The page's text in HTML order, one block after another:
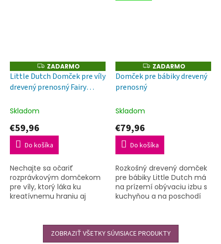
Z
A
D
A
ZADARMO
Little Dutch Domček pre víly
drevený prenosný Fairy
Skladom
€59,96
Do košíka
Nechajte sa očariť
rozprávkovým domčekom
pre víly, ktorý láka ku
kreatívnemu hraniu aj
Z
A
D
ZADARMO
Domček pre bábiky drevený
prenosný
Skladom
€79,96
Do košíka
Rozkošný drevený domček
pre bábiky Little Dutch má
na prízemí obývaciu izbu s
kuchyňou a na poschodí
ZOBRAZIŤ VŠETKY SÚVISIACE PRODUKTY